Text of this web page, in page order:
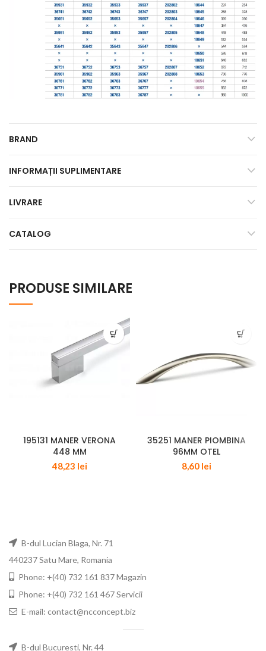
BRAND
INFORMAȚII SUPLIMENTARE
LIVRARE
CATALOG
PRODUSE SIMILARE
195131 MANER VERONA
448 MM
48,23 lei
35251 MANER PIOMBINA
96MM OTEL
8,60 lei
B-dul Lucian Blaga, Nr. 71
440237 Satu Mare, Romania
Phone: +(40) 732 161 837 Magazin
Phone: +(40) 732 161 467 Servicii
E-mail: contact@ncconcept.biz
B-dul Bucuresti, Nr. 44